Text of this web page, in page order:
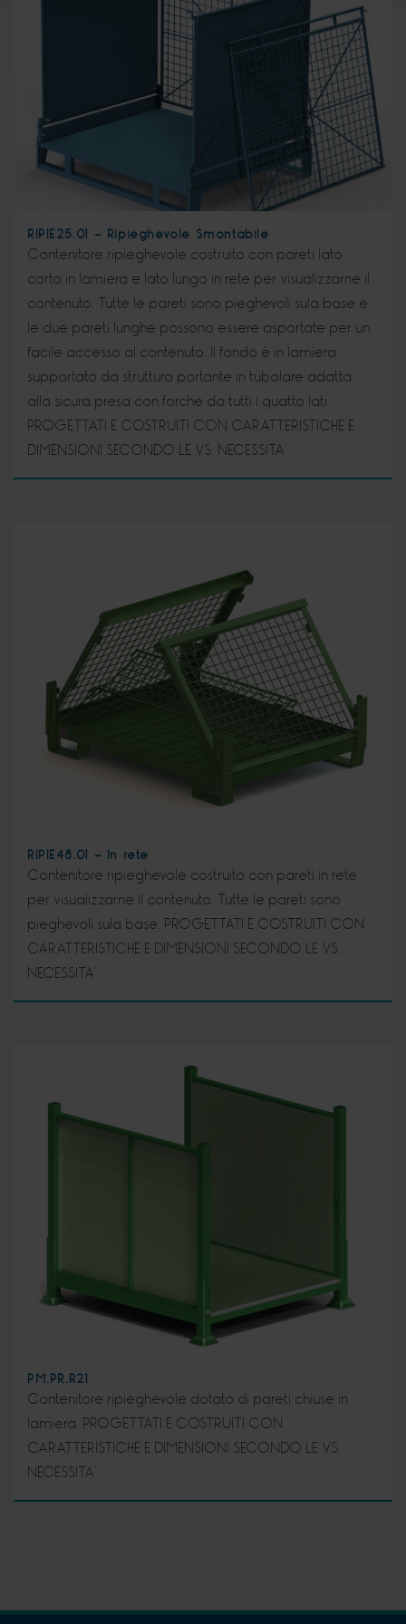
RIPIE25.01 - Ripieghevole Smontabile
Contenitore ripieghevole costruito con pareti lato
corto in lamiera e lato lungo in rete per visualizzarne il
contenuto. Tutte le pareti sono pieghevoli sula base e
le due pareti lunghe possono essere asportate per un
facile accesso al contenuto. Il fondo è in lamiera
supportato da struttura portante in tubolare adatta
alla sicura presa con forche da tutti i quatto lati.
PROGETTATI E COSTRUITI CON CARATTERISTICHE E
DIMENSIONI SECONDO LE VS. NECESSITA’
RIPIE48.01 - In rete
Contenitore ripieghevole costruito con pareti in rete
per visualizzarne il contenuto. Tutte le pareti sono
pieghevoli sula base. PROGETTATI E COSTRUITI CON
CARATTERISTICHE E DIMENSIONI SECONDO LE VS.
NECESSITA’
PM.PR.R21
Contenitore ripieghevole dotato di pareti chiuse in
lamiera. PROGETTATI E COSTRUITI CON
CARATTERISTICHE E DIMENSIONI SECONDO LE VS.
NECESSITA’